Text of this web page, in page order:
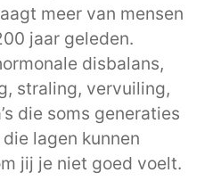
meer van mensen
jaar geleden.
disbalans,
straling, vervuiling,
die soms generaties
lagen kunnen
jij je niet goed voelt.